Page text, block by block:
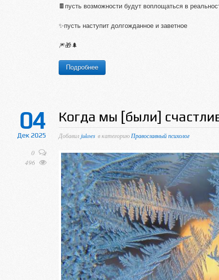
🍫пусть возможности будут воплощаться в
✨пусть наступит долгожданное и заветное
🎆🎁🌲
Подробнее
04
Дек 2025
0
496
Когда мы [были]
Добавил jukoes в категорию Православный психолог